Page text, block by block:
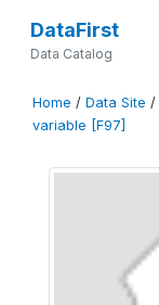
DataFirst
Data Catalog
Home / Data Site /
variable [F97]